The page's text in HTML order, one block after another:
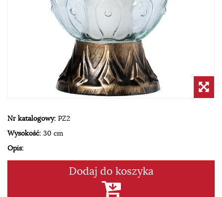
Nr katalogowy: PZ2
Wysokość: 30 cm
Opis:
Dodaj do koszyka